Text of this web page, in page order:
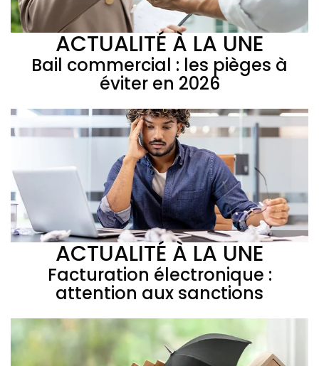
ACTUALITÉ À LA UNE
Bail commercial : les pièges à
éviter en 2026
ACTUALITÉ À LA UNE
Facturation électronique :
attention aux sanctions